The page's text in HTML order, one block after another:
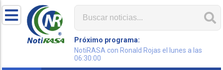
Próximo programa:
NotiRASA con Ronald Rojas el lunes a las
06:30:00